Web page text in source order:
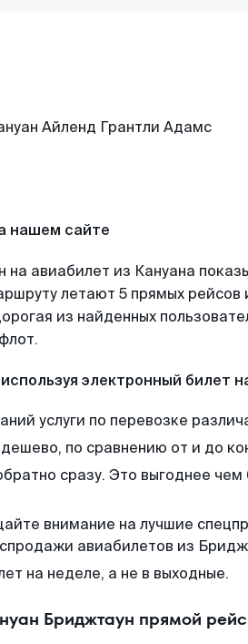
нашем сайте
на авиабилет из Кануана
летают 5 прямых рейсов
из найденных
электронный билет
услуги по перевозке
по сравнению от и до
сразу. Это выгоднее
внимание на лучшие
авиабилетов из
на неделе, а не в выходные.
Бриджтаун прямой